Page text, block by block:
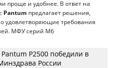
проще и удобнее. В ответ на
Pantum предлагает решения,
удовлетворяющие требования
МФУ серий M6
P2500 победили в
России